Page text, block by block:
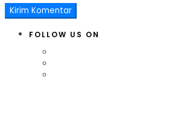
FOLLOW US ON